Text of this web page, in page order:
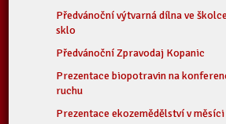
Předvánoční výtvarná dílna ve
sklo
Předvánoční Zpravodaj Kopanic
Prezentace biopotravin na
ruchu
Prezentace ekozemědělství v